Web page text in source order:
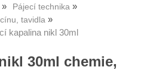
Pájecí technika
tavidla
kapalina nikl 30ml
30ml chemie,